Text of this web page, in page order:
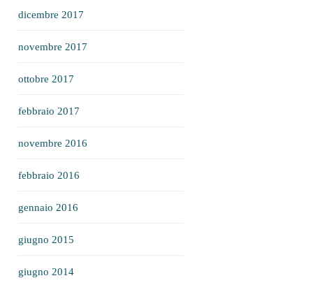
dicembre 2017
novembre 2017
ottobre 2017
febbraio 2017
novembre 2016
febbraio 2016
gennaio 2016
giugno 2015
giugno 2014